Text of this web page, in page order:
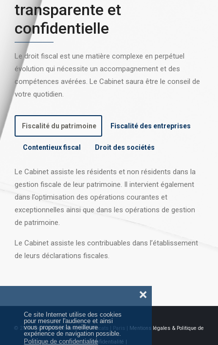
Ce site Internet utilise des cookies
pour mesurer l'audience et ainsi
vous proposer la meilleure
expérience de navigation possible.
Politique de confidentialité
❌
transparente et
confidentielle
Le droit fiscal est une matière complexe en perpétuel
évolution qui nécessite un accompagnement et des
compétences avérées. Le Cabinet saura être le conseil de
votre quotidien.
Fiscalité du patrimoine Fiscalité des entreprises
Contentieux fiscal Droit des sociétés
Le Cabinet assiste les résidents et non résidents dans la
gestion fiscale de leur patrimoine. Il intervient également
dans l’optimisation des opérations courantes et
exceptionnelles ainsi que dans les opérations de gestion
de patrimoine.
Le Cabinet assiste les contribuables dans l’établissement
de leurs déclarations fiscales.
© 2026 Tous droits réservés AJ Avocats | Paris | Mentions légales & Politique de
confidentialité |